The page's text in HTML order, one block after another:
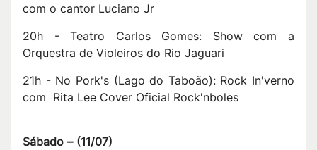
com o cantor Luciano Jr
20h - Teatro Carlos Gomes: Show com a
Orquestra de Violeiros do Rio Jaguari
21h - No Pork's (Lago do Taboão): Rock In'verno
com Rita Lee Cover Oficial Rock'nboles
Sábado – (11/07)